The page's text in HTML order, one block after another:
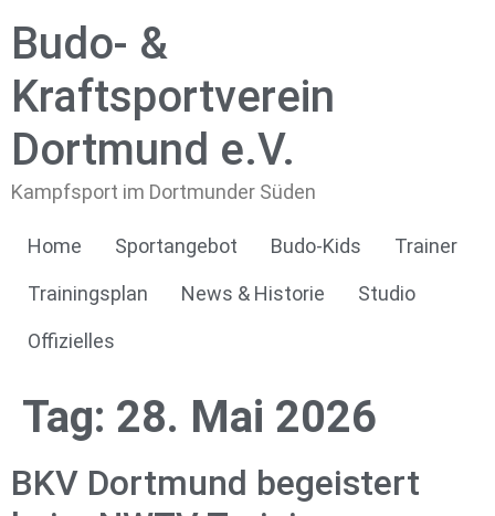
Budo- &
Kraftsportverein
Dortmund e.V.
Kampfsport im Dortmunder Süden
Home Sportangebot Budo-Kids Trainer
Trainingsplan News & Historie Studio
Offizielles
Tag: 28. Mai 2026
BKV Dortmund begeistert